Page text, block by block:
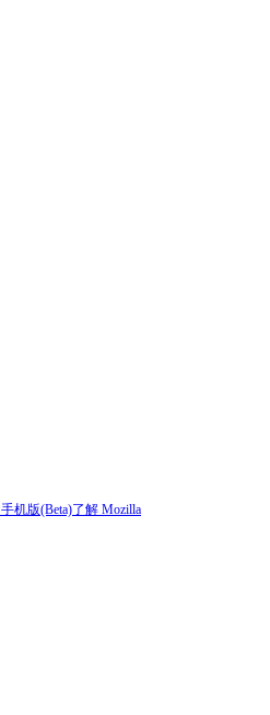
手机版(Beta)了解 Mozilla